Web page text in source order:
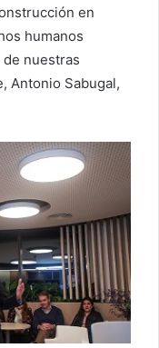
en
humanos
nuestras
Antonio Sabugal,